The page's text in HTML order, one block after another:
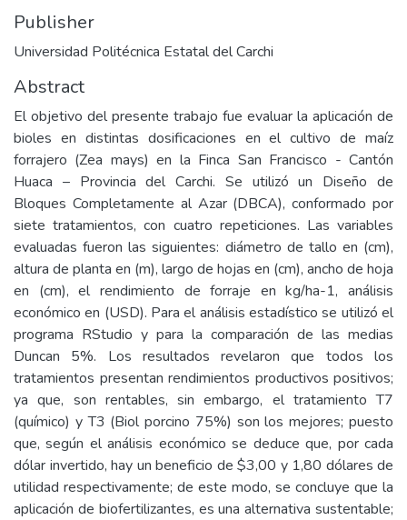
Publisher
Universidad Politécnica Estatal del Carchi
Abstract
El objetivo del presente trabajo fue evaluar la aplicación de
bioles en distintas dosificaciones en el cultivo de maíz
forrajero (Zea mays) en la Finca San Francisco - Cantón
Huaca – Provincia del Carchi. Se utilizó un Diseño de
Bloques Completamente al Azar (DBCA), conformado por
siete tratamientos, con cuatro repeticiones. Las variables
evaluadas fueron las siguientes: diámetro de tallo en (cm),
altura de planta en (m), largo de hojas en (cm), ancho de hoja
en (cm), el rendimiento de forraje en kg/ha-1, análisis
económico en (USD). Para el análisis estadístico se utilizó el
programa RStudio y para la comparación de las medias
Duncan 5%. Los resultados revelaron que todos los
tratamientos presentan rendimientos productivos positivos;
ya que, son rentables, sin embargo, el tratamiento T7
(químico) y T3 (Biol porcino 75%) son los mejores; puesto
que, según el análisis económico se deduce que, por cada
dólar invertido, hay un beneficio de $3,00 y 1,80 dólares de
utilidad respectivamente; de este modo, se concluye que la
aplicación de biofertilizantes, es una alternativa sustentable;